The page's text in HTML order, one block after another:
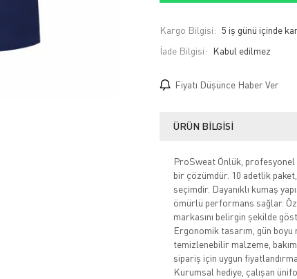
Kargo Bilgisi: 5 iş günü içinde
İade Bilgisi:
Fiyatı Düşünce Haber Ver
ÜRÜN BILGISI
ProSweat Önlük,
bir çözümdür. 10 adetlik
seçimdir. Dayanıklı kumaş
ömürlü performans sağlar.
markasını belirgin şekilde
Ergonomik tasarım, gün
temizlenebilir malzeme,
sipariş için uygun
Kurumsal hediye, çalışan